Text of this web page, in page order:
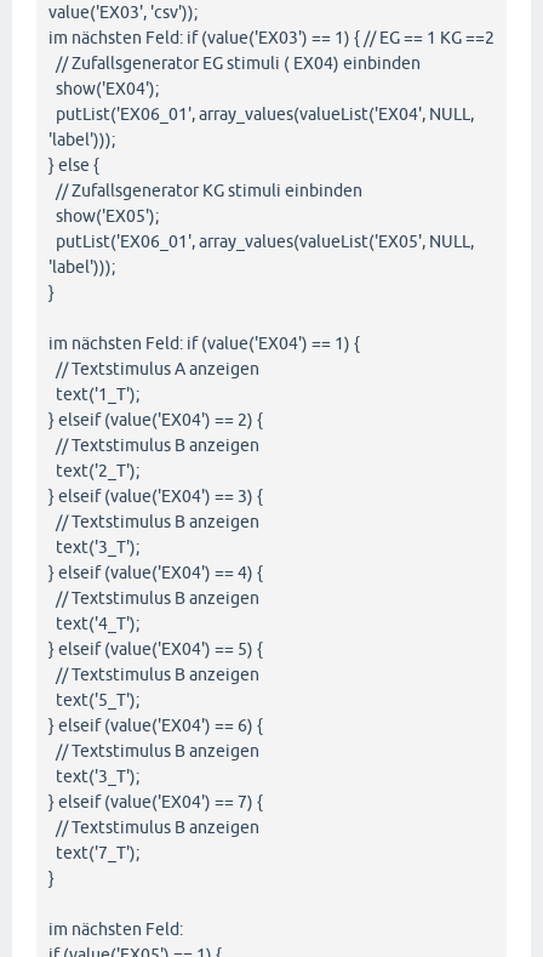
value('EX03', 'csv'));
im nächsten Feld: if (value('EX03') == 1) { // EG == 1 KG ==2
// Zufallsgenerator EG stimuli ( EX04) einbinden
show('EX04');
putList('EX06_01', array_values(valueList('EX04', NULL,
'label')));
} else {
// Zufallsgenerator KG stimuli einbinden
show('EX05');
putList('EX06_01', array_values(valueList('EX05', NULL,
'label')));
}
im nächsten Feld: if (value('EX04') == 1) {
// Textstimulus A anzeigen
text('1_T');
} elseif (value('EX04') == 2) {
// Textstimulus B anzeigen
text('2_T');
} elseif (value('EX04') == 3) {
// Textstimulus B anzeigen
text('3_T');
} elseif (value('EX04') == 4) {
// Textstimulus B anzeigen
text('4_T');
} elseif (value('EX04') == 5) {
// Textstimulus B anzeigen
text('5_T');
} elseif (value('EX04') == 6) {
// Textstimulus B anzeigen
text('3_T');
} elseif (value('EX04') == 7) {
// Textstimulus B anzeigen
text('7_T');
}
im nächsten Feld: